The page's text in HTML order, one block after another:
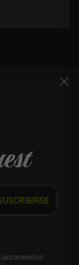
forma masiva,
con duplicados
gran ventaja que
te
lanzamientos!